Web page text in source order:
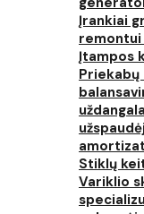
Įrankiai
remontui
Įtampos
Stiklų
Variklio